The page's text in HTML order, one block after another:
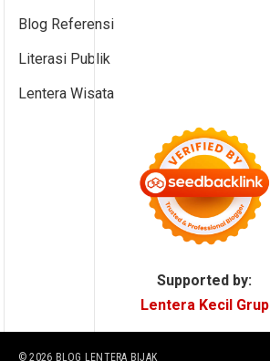
Blog Referensi
Literasi Publik
Lentera Wisata
Supported by:
Lentera Kecil Grup
© 2026 BLOG LENTERA BIJAK